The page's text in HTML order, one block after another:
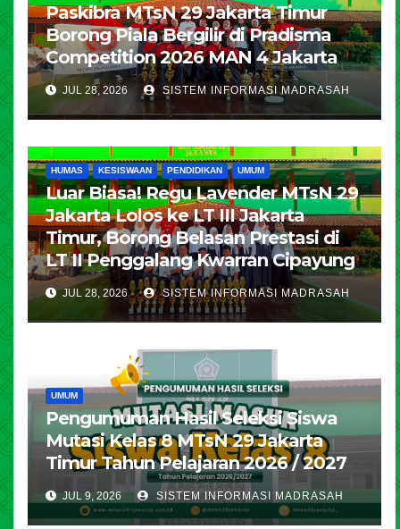
Paskibra MTsN 29 Jakarta Timur
Borong Piala Bergilir di Pradisma
Competition 2026 MAN 4 Jakarta
JUL 28, 2026 SISTEM INFORMASI MADRASAH
HUMAS KESISWAAN PENDIDIKAN UMUM
Luar Biasa! Regu Lavender MTsN 29
Jakarta Lolos ke LT III Jakarta
Timur, Borong Belasan Prestasi di
LT II Penggalang Kwarran Cipayung
JUL 28, 2026 SISTEM INFORMASI MADRASAH
UMUM
Pengumuman Hasil Seleksi Siswa
Mutasi Kelas 8 MTsN 29 Jakarta
Timur Tahun Pelajaran 2026 / 2027
JUL 9, 2026 SISTEM INFORMASI MADRASAH